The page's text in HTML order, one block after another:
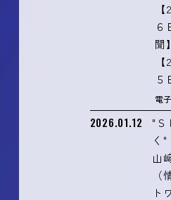
聞】
電
2026.01.12
"Ｓ
く"
山
ト